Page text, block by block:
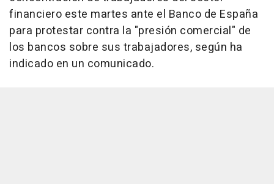
financiero este martes ante el Banco de España
para protestar contra la "presión comercial" de
los bancos sobre sus trabajadores, según ha
indicado en un comunicado.